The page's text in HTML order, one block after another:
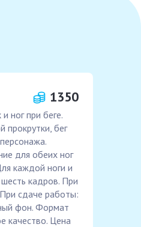
1350
ног при беге.
бег
для обеих ног
каждой ноги и
кадров. При
сдаче работы:
фон. Формат
качество. Цена